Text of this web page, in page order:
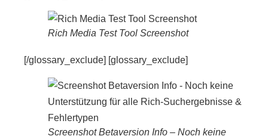
Rich Media Test Tool Screenshot
[/glossary_exclude] [glossary_exclude]
Screenshot Betaversion Info – Noch keine